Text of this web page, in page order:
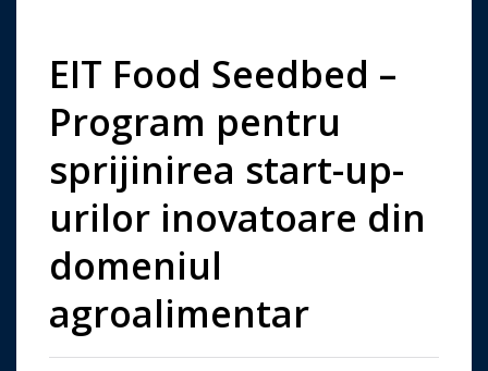
EIT Food Seedbed –
Program pentru
sprijinirea start-up-
urilor inovatoare din
domeniul
agroalimentar